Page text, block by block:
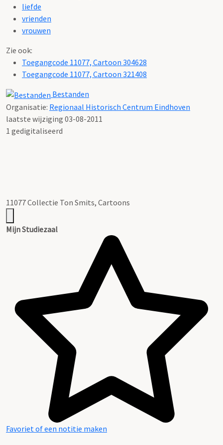
liefde
vrienden
vrouwen
Zie ook:
Toegangcode 11077, Cartoon 304628
Toegangcode 11077, Cartoon 321408
Bestanden
Organisatie: Regionaal Historisch Centrum Eindhoven
laatste wijziging 03-08-2011
1 gedigitaliseerd
11077 Collectie Ton Smits, Cartoons
Mijn Studiezaal
Favoriet of een notitie maken